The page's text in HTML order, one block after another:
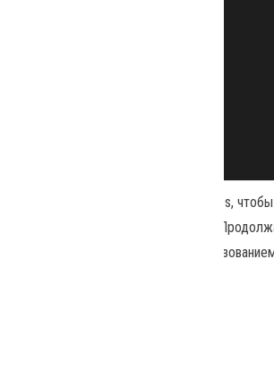
Наш сайт использует файлы cookies,
и повысить эффективность сайта.
сайтом, вы соглашаетесь с